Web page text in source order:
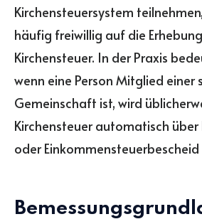
Kirchensteuersystem
häufig freiwillig auf die
Kirchensteuer. In der Praxis
wenn eine Person Mitglied einer
Gemeinschaft ist, wird
Kirchensteuer automatisch
oder